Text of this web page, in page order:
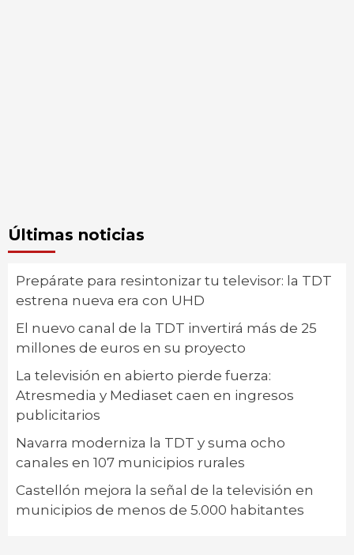
Últimas noticias
Prepárate para resintonizar tu televisor: la TDT
estrena nueva era con UHD
El nuevo canal de la TDT invertirá más de 25
millones de euros en su proyecto
La televisión en abierto pierde fuerza:
Atresmedia y Mediaset caen en ingresos
publicitarios
Navarra moderniza la TDT y suma ocho
canales en 107 municipios rurales
Castellón mejora la señal de la televisión en
municipios de menos de 5.000 habitantes